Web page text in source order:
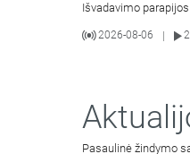
Išvadavimo
2026-08-06
Pasaulinė žindymo